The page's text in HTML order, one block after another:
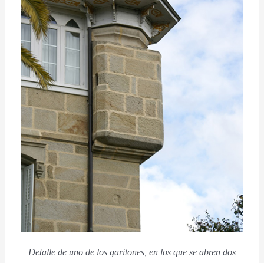
Detalle de uno de los garitones, en los que se abren dos